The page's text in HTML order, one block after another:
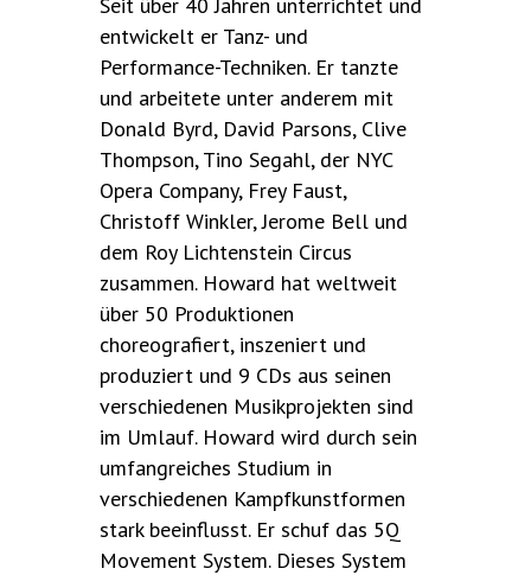
entwickelt er Tanz- und
Performance-Techniken. Er tanzte
und arbeitete unter anderem mit
Donald Byrd, David Parsons, Clive
Thompson, Tino Segahl, der NYC
Opera Company, Frey Faust,
Christoff Winkler, Jerome Bell und
dem Roy Lichtenstein Circus
zusammen. Howard hat weltweit
über 50 Produktionen
choreografiert, inszeniert und
produziert und 9 CDs aus seinen
verschiedenen Musikprojekten sind
im Umlauf. Howard wird durch sein
umfangreiches Studium in
verschiedenen Kampfkunstformen
stark beeinflusst. Er schuf das 5Q
Movement System. Dieses System